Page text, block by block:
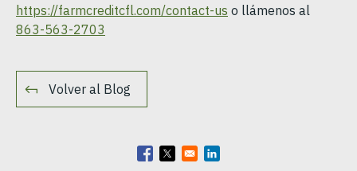
https://farmcreditcfl.com/contact-us o llámenos al
863-563-2703
Volver al Blog
Opens in a new window
Opens in a new window
Opens in a new window